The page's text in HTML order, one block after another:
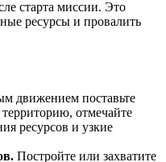
старта миссии. Это
ресурсы и провалить
движением поставьте
территорию, отмечайте
ресурсов и узкие
Постройте или захватите